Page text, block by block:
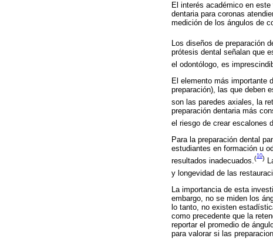
El interés académico en
dentaria para coronas
medición de los ángulos de
Los diseños de preparación
prótesis dental señalan que
el odontólogo, es
El elemento más importante
preparación), las que deben
son las paredes axiales, la
preparación dentaria más
el riesgo de crear escalones
Para la preparación dental
estudiantes en formación u
resultados inadecuados.(10)
y longevidad de las
La importancia de esta
embargo, no se miden los
lo tanto, no existen
como precedente que la
reportar el promedio de
para valorar si las